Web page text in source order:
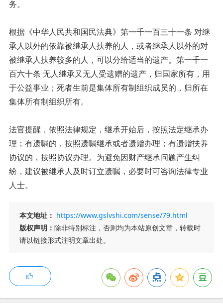
务。
根据《中华人民共和国民法典》第一千一百三十一条 对继
承人以外的依靠被继承人扶养的人，或者继承人以外的对
被继承人扶养较多的人，可以分给适当的遗产。第一千一
百六十条 无人继承又无人受遗赠的遗产，归国家所有，用
于公益事业；死者生前是集体所有制组织成员的，归所在
集体所有制组织所有。
法官提醒，依照法律规定，继承开始后，按照法定继承办
理；有遗嘱的，按照遗嘱继承或者遗赠办理；有遗赠扶养
协议的，按照协议办理。为避免因财产继承问题产生纠
纷，建议被继承人及时订立遗嘱，必要时可咨询法律专业
人士。
本文地址： https://www.gslvshi.com/sense/79.html
版权声明： 除非特别标注，否则均为本站原创文章，转载时
请以链接形式注明文章出处。